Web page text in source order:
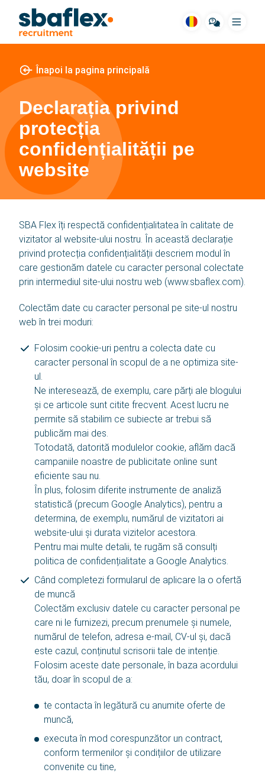
Meniu
SBA pentru tine
Locuri de muncă
Cazare
Domenii
Povești de succes
Mod de lucru
Intrebari frecvente
Contact
Echipa noastră
Istoric
Limbă
Română
English
Polski
български
Contact
SBA Flex Recruitment
Boogschutterstraat 5, 5015 BX Tilburg, Țările de Jos
+31 (0)13 464 89 50 | E:recruitment@sbaflex.com
SBA Flex Recruitment S.R.L.
Splaiul Unirii 4, Bloc B3, Tronson 3 Etaj 2, Birou 2.2,
040031 Sector 4, București
+40 (0)31 426 09 93 | E:recrutare@sbaflex.ro
Sună-ne
Înapoi la pagina principală
Declarația privind
protecția
confidențialității pe
website
SBA Flex îți respectă confidențialitatea în calitate de
vizitator al website-ului nostru. În această declarație
privind protecția confidențialității descriem modul în
care gestionăm datele cu caracter personal colectate
prin intermediul site-ului nostru web (www.sbaflex.com).
Colectăm date cu caracter personal pe site-ul nostru
web în trei moduri:
Folosim cookie-uri pentru a colecta date cu
caracter personal în scopul de a ne optimiza site-
ul.
Ne interesează, de exemplu, care părți ale blogului
și ce articole sunt citite frecvent. Acest lucru ne
permite să stabilim ce subiecte ar trebui să
publicăm mai des.
Totodată, datorită modulelor cookie, aflăm dacă
campaniile noastre de publicitate online sunt
eficiente sau nu.
În plus, folosim diferite instrumente de analiză
statistică (precum Google Analytics), pentru a
determina, de exemplu, numărul de vizitatori ai
website-ului și durata vizitelor acestora.
Pentru mai multe detalii, te rugăm să consulți
politica de confidențialitate a Google Analytics.
Când completezi formularul de aplicare la o ofertă
de muncă
Colectăm exclusiv datele cu caracter personal pe
care ni le furnizezi, precum prenumele și numele,
numărul de telefon, adresa e-mail, CV-ul și, dacă
este cazul, conținutul scrisorii tale de intenție.
Folosim aceste date personale, în baza acordului
tău, doar în scopul de a:
te contacta în legătură cu anumite oferte de
muncă,
executa în mod corespunzător un contract,
conform termenilor și condițiilor de utilizare
convenite cu tine,